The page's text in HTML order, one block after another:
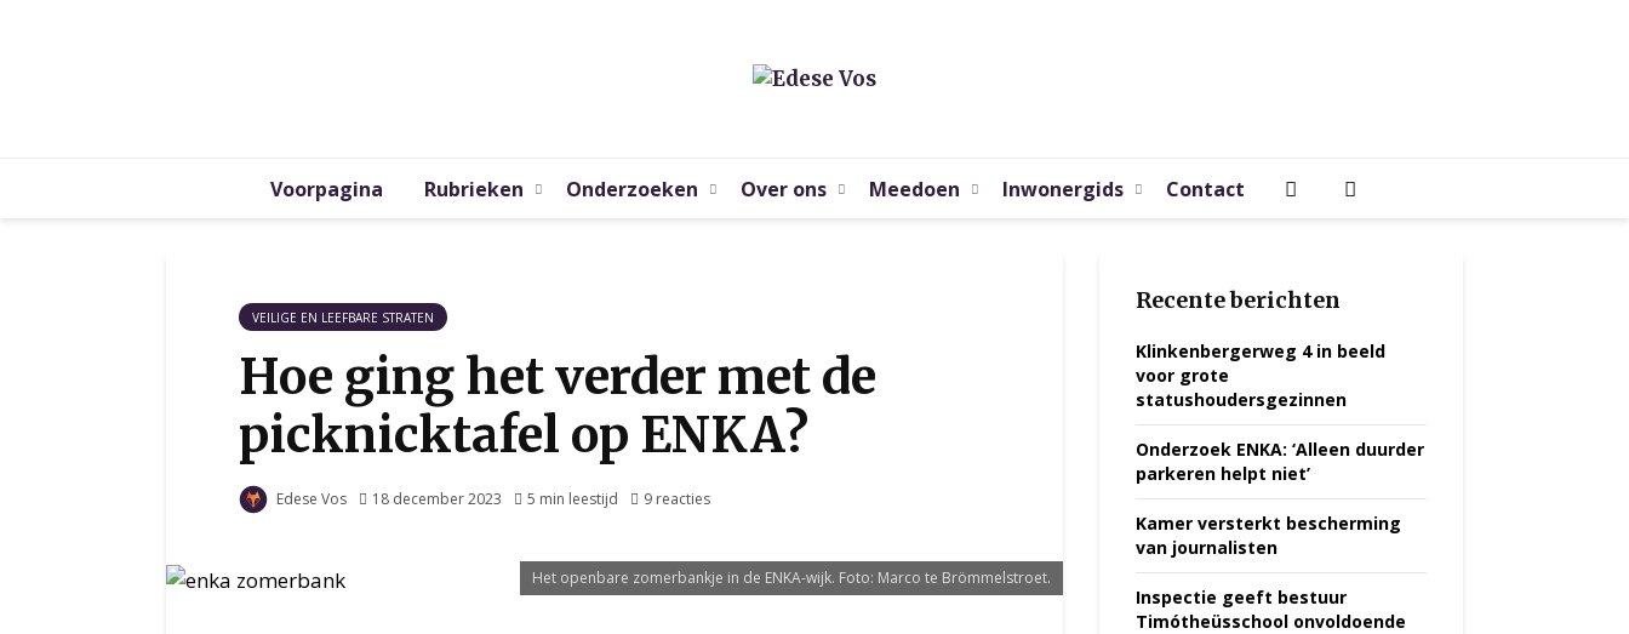
Voorpagina Rubrieken Onderzoeken Over ons Meedoen Inwonergids Contact
VEILIGE EN LEEFBARE STRATEN
Hoe ging het verder met de
picknicktafel op ENKA?
Edese Vos 18 december 2023 5 min leestijd 9 reacties
Het openbare zomerbankje in de ENKA-wijk. Foto: Marco te Brömmelstroet.
Recente berichten
Klinkenbergerweg 4 in beeld
voor grote
statushoudersgezinnen
Onderzoek ENKA: ‘Alleen duurder
parkeren helpt niet’
Kamer versterkt bescherming
van journalisten
Inspectie geeft bestuur
Timótheüsschool onvoldoende